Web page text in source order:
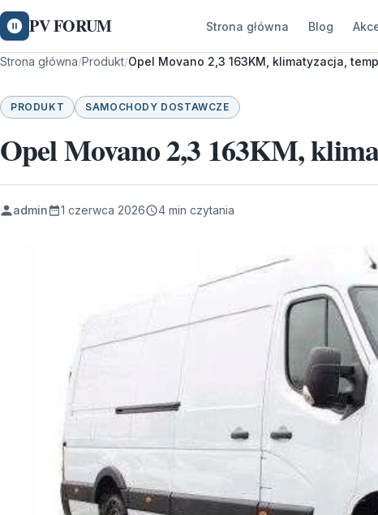
PV FORUM Strona główna Blog
Strona główna/Produkt/Opel Movano 2,3 163KM, klimatyzacja,
PRODUKT SAMOCHODY DOSTAWCZE
Opel Movano 2,3 163KM,
admin 1 czerwca 2026 4 min czytania